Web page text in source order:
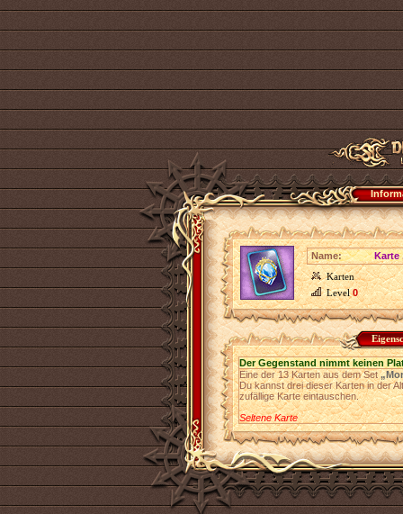
Name:
Karte
Karten
Level0
Der Gegenstand nimmt keinen
Eine der 13 Karten aus dem Set
Du kannst drei dieser Karten in der
zufällige Karte eintauschen.
Seltene Karte